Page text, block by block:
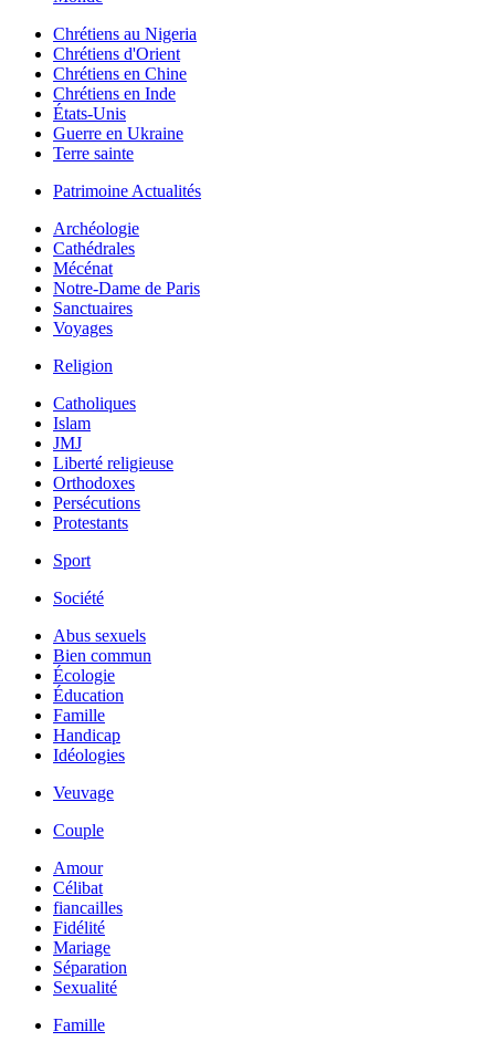
Chrétiens au Nigeria
Chrétiens d'Orient
Chrétiens en Chine
Chrétiens en Inde
États-Unis
Guerre en Ukraine
Terre sainte
Patrimoine Actualités
Archéologie
Cathédrales
Mécénat
Notre-Dame de Paris
Sanctuaires
Voyages
Religion
Catholiques
Islam
JMJ
Liberté religieuse
Orthodoxes
Persécutions
Protestants
Sport
Société
Abus sexuels
Bien commun
Écologie
Éducation
Famille
Handicap
Idéologies
Veuvage
Couple
Amour
Célibat
fiancailles
Fidélité
Mariage
Séparation
Sexualité
Famille